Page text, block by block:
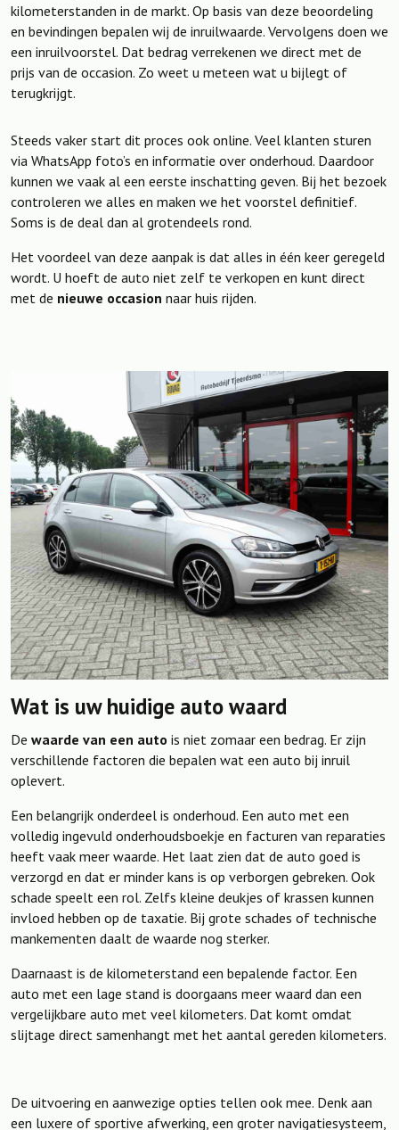
kilometerstanden in de markt. Op basis van deze beoordeling
en bevindingen bepalen wij de inruilwaarde. Vervolgens doen we
een inruilvoorstel. Dat bedrag verrekenen we direct met de
prijs van de occasion. Zo weet u meteen wat u bijlegt of
terugkrijgt.
Steeds vaker start dit proces ook online. Veel klanten sturen
via WhatsApp foto’s en informatie over onderhoud. Daardoor
kunnen we vaak al een eerste inschatting geven. Bij het bezoek
controleren we alles en maken we het voorstel definitief.
Soms is de deal dan al grotendeels rond.
Het voordeel van deze aanpak is dat alles in één keer geregeld
wordt. U hoeft de auto niet zelf te verkopen en kunt direct
met de nieuwe occasion naar huis rijden.
Wat is uw huidige auto waard
De waarde van een auto is niet zomaar een bedrag. Er zijn
verschillende factoren die bepalen wat een auto bij inruil
oplevert.
Een belangrijk onderdeel is onderhoud. Een auto met een
volledig ingevuld onderhoudsboekje en facturen van reparaties
heeft vaak meer waarde. Het laat zien dat de auto goed is
verzorgd en dat er minder kans is op verborgen gebreken. Ook
schade speelt een rol. Zelfs kleine deukjes of krassen kunnen
invloed hebben op de taxatie. Bij grote schades of technische
mankementen daalt de waarde nog sterker.
Daarnaast is de kilometerstand een bepalende factor. Een
auto met een lage stand is doorgaans meer waard dan een
vergelijkbare auto met veel kilometers. Dat komt omdat
slijtage direct samenhangt met het aantal gereden kilometers.
De uitvoering en aanwezige opties tellen ook mee. Denk aan
een luxere of sportive afwerking, een groter navigatiesysteem,